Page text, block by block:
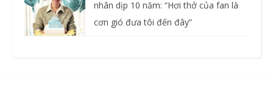
nhân dịp 10 năm: “Hơi thở của fan là
cơn gió đưa tôi đến đây”